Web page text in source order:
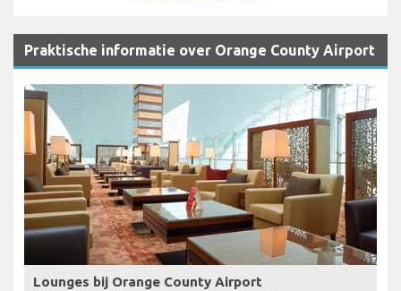
Praktische informatie over Orange County Airport
Lounges bij Orange County Airport